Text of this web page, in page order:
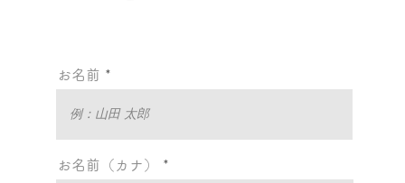
お名前
お名前（カナ）